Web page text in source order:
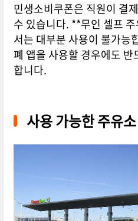
민생소비쿠폰은 직원이 결
수 있습니다. **무인 셀프
서는 대부분 사용이 불가능
폐 앱을 사용할 경우에도
합니다.
사용 가능한 주유